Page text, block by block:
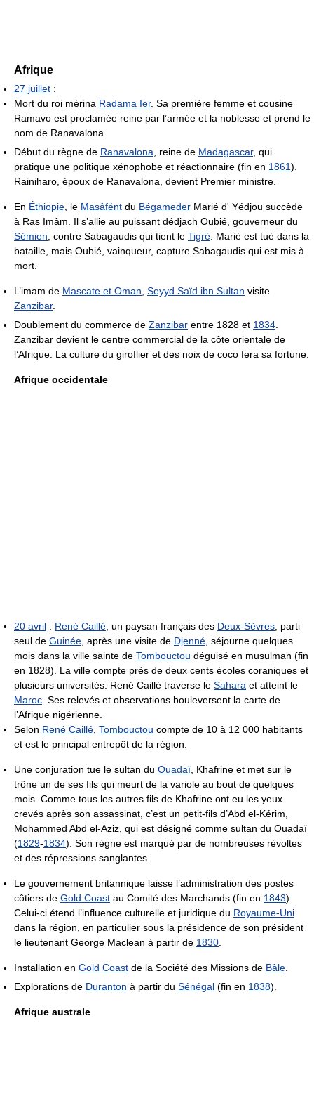
Afrique
27 juillet :
Mort du roi mérina Radama Ier. Sa première femme et cousine
Ramavo est proclamée reine par l’armée et la noblesse et prend le
nom de Ranavalona.
Début du règne de Ranavalona , reine de Madagascar, qui
pratique une politique xénophobe et réactionnaire (fin en 1861).
Rainiharo, époux de Ranavalona, devient Premier ministre.
En Éthiopie , le Masâfént du Bégameder Marié d' Yédjou succède
à Ras Imâm. Il s’allie au puissant dédjach Oubié, gouverneur du
Sémien , contre Sabagaudis qui tient le Tigré . Marié est tué dans la
bataille, mais Oubié, vainqueur, capture Sabagaudis qui est mis à
mort.
L’imam de Mascate et Oman Seyyd Saïd ibn Sultan visite
Zanzibar.
Doublement du commerce de Zanzibar entre 1828 et 1834
Zanzibar devient le centre commercial de la côte orientale de
l’Afrique. La culture du giroflier et des noix de coco fera sa fortune.
Afrique occidentale
20 avril : René Caillé , un paysan français des Deux-Sèvres , parti
seul de Guinée , après une visite de Djenné , séjourne quelques
mois dans la ville sainte de Tombouctou déguisé en musulman (fin
en 1828). La ville compte près de deux cents écoles coraniques et
plusieurs universités. René Caillé traverse le Sahara et atteint le
Maroc . Ses relevés et observations bouleversent la carte de
l’Afrique nigérienne.
Selon René Caillé Tombouctou compte de 10 à 12 000 habitants
et est le principal entrepôt de la région.
Une conjuration tue le sultan du Ouadaï , Khafrine et met sur le
trône un de ses fils qui meurt de la variole au bout de quelques
mois. Comme tous les autres fils de Khafrine ont eu les yeux
crevés après son assassinat, c’est un petit-fils d’Abd el-Kérim,
Mohammed Abd el-Aziz, qui est désigné comme sultan du Ouadaï
(1829-1834). Son règne est marqué par de nombreuses révoltes
et des répressions sanglantes.
Le gouvernement britannique laisse l’administration des postes
côtiers de Gold Coast au Comité des Marchands (fin en 1843).
Celui-ci étend l’influence culturelle et juridique du Royaume-Uni
dans la région, en particulier sous la présidence de son président
le lieutenant George Maclean à partir de 1830
Installation en Gold Coast de la Société des Missions de Bâle
Explorations de Duranton à partir du Sénégal (fin en 1838).
Afrique australe